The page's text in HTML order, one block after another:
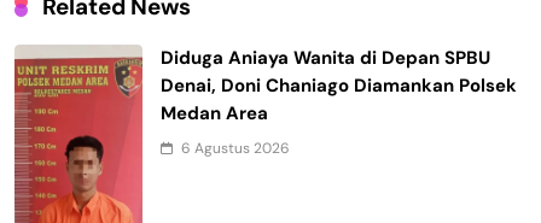
Related News
Diduga Aniaya Wanita di Depan SPBU
Denai, Doni Chaniago Diamankan Polsek
Medan Area
6 Agustus 2026